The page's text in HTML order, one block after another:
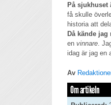
På sjukhuset
få skulle
historia att
Då kände jag
en vinnare.
idag är jag en
Av
Om artikeln